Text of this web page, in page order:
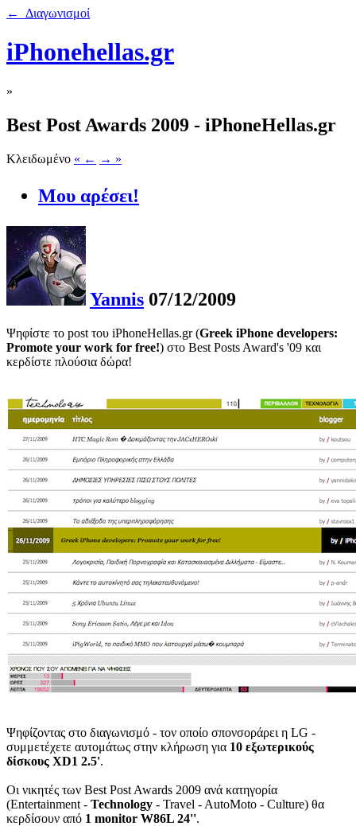
← Διαγωνισμοί
iPhonehellas.gr
»
Best Post Awards 2009 - iPhoneHellas.gr
Κλειδωμένο « ← → »
Μου αρέσει!
Yannis 07/12/2009
Ψηφίστε το post του iPhoneHellas.gr (Greek iPhone developers:
Promote your work for free!) στο Best Posts Award's '09 και
κερδίστε πλούσια δώρα!
Ψηφίζοντας στο διαγωνισμό - τον οποίο σπονσοράρει η LG -
συμμετέχετε αυτομάτως στην κλήρωση για 10 εξωτερικούς
δίσκους XD1 2.5'.
Οι νικητές των Best Post Awards 2009 ανά κατηγορία
(Entertainment - Technology - Travel - AutoMoto - Culture) θα
κερδίσουν από 1 monitor W86L 24''.